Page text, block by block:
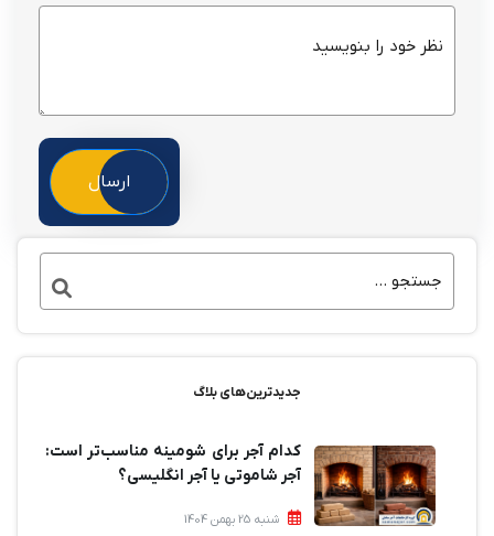
ارسال
جدیدترین‌های بلاگ
کدام آجر برای شومینه مناسب‌تر است:
آجر شاموتی یا آجر انگلیسی؟
شنبه 25 بهمن 1404